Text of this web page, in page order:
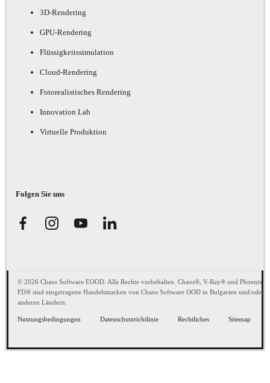
3D-Rendering
GPU-Rendering
Flüssigkeitssimulation
Cloud-Rendering
Fotorealistisches Rendering
Innovation Lab
Virtuelle Produktion
Folgen Sie uns
© 2026 Chaos Software EOOD. Alle Rechte vorbehalten. Chaos®, V-Ray® und Phoenix
FD® sind eingetragene Handelsmarken von Chaos Software OOD in Bulgarien und/oder
anderen Ländern.
Nutzungsbedingungen Datenschutzrichtlinie Rechtliches Sitemap